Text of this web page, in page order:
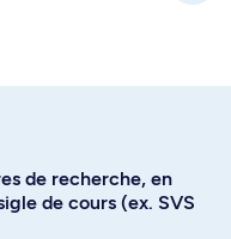
de recherche, en
de cours (ex. SVS